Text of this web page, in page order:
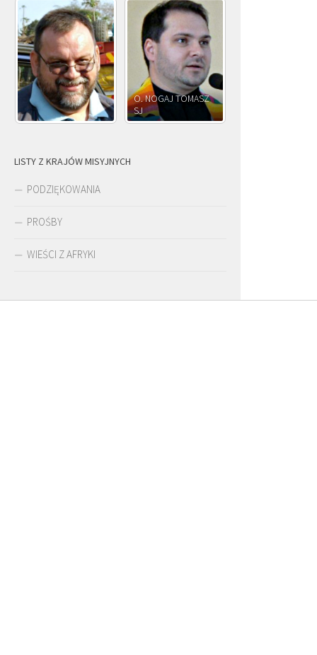
O. NOGAJ TOMASZ
SJ
LISTY Z KRAJÓW MISYJNYCH
PODZIĘKOWANIA
PROŚBY
WIEŚCI Z AFRYKI